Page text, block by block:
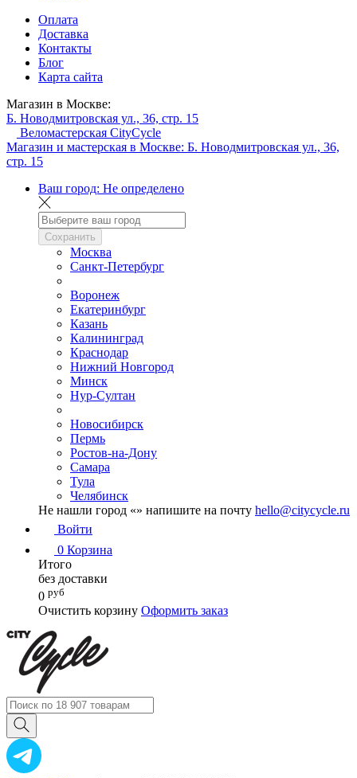
Оплата
Доставка
Контакты
Блог
Карта сайта
Магазин в Москве:
Б. Новодмитровская ул., 36, стр. 15
Веломастерская CityCycle
Магазин и мастерская в Москве: Б. Новодмитровская ул., 36,
стр. 15
Ваш город: Не определено
Сохранить
Москва
Санкт-Петербург
Воронеж
Екатеринбург
Казань
Калининград
Краснодар
Нижний Новгород
Минск
Нур-Султан
Новосибирск
Пермь
Ростов-на-Дону
Самара
Тула
Челябинск
Не нашли город «» напишите на почту hello@citycycle.ru
Войти
0 Корзина
Итого
без доставки
0 руб
Очистить корзину Оформить заказ